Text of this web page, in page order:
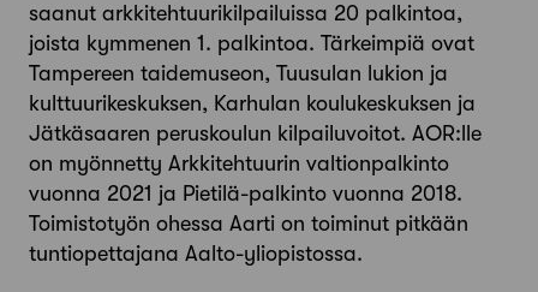
saanut arkkitehtuurikilpailuissa 20 palkintoa,
joista kymmenen 1. palkintoa. Tärkeimpiä ovat
Tampereen taidemuseon, Tuusulan lukion ja
kulttuurikeskuksen, Karhulan koulukeskuksen ja
Jätkäsaaren peruskoulun kilpailuvoitot. AOR:lle
on myönnetty Arkkitehtuurin valtionpalkinto
vuonna 2021 ja Pietilä-palkinto vuonna 2018.
Toimistotyön ohessa Aarti on toiminut pitkään
tuntiopettajana Aalto-yliopistossa.